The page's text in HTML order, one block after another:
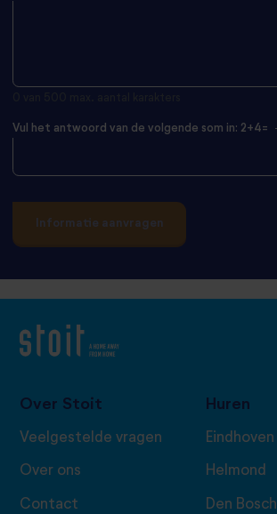
Vul het antwoord van de volgende som in: 2+4=
Over Stoit
Veelgestelde vragen
Over ons
Contact
Huren
Eindhoven
Helmond
Den Bosch